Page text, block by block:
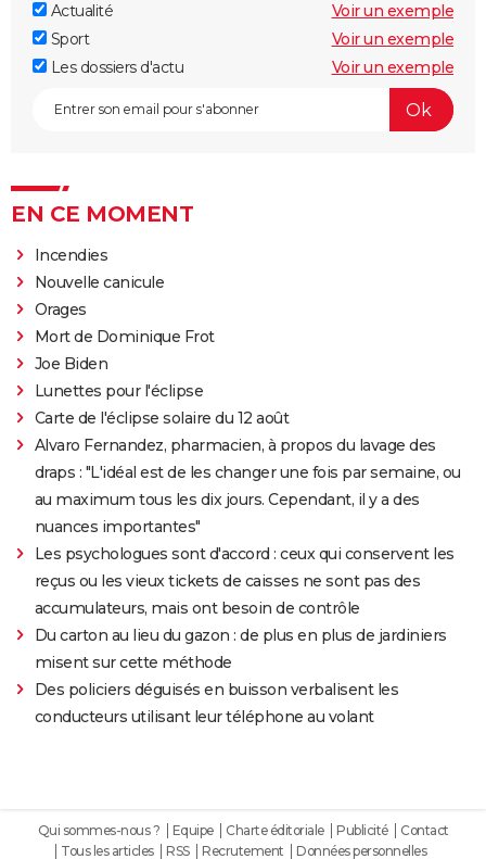
Actualité
Voir un exemple
Sport
Voir un exemple
Les dossiers d'actu
Voir un exemple
EN CE MOMENT
Incendies
Nouvelle canicule
Orages
Mort de Dominique Frot
Joe Biden
Lunettes pour l'éclipse
Carte de l'éclipse solaire du 12 août
Alvaro Fernandez, pharmacien, à propos du lavage des
draps : "L'idéal est de les changer une fois par semaine, ou
au maximum tous les dix jours. Cependant, il y a des
nuances importantes"
Les psychologues sont d'accord : ceux qui conservent les
reçus ou les vieux tickets de caisses ne sont pas des
accumulateurs, mais ont besoin de contrôle
Du carton au lieu du gazon : de plus en plus de jardiniers
misent sur cette méthode
Des policiers déguisés en buisson verbalisent les
conducteurs utilisant leur téléphone au volant
Qui sommes-nous ? Equipe Charte éditoriale Publicité
Contact
Tous les articles
RSS Recrutement Données personnelles